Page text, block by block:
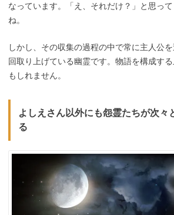
なっています。「え、それだけ？」と思っ
ね。
しかし、その収集の過程の中で常に主人公
回取り上げている幽霊です。物語を構成す
もしれません。
よしえさん以外にも怨霊たちが次々
る